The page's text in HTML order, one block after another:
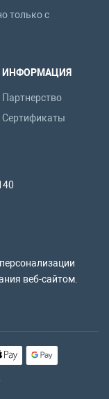
только с
ИНФОРМАЦИЯ
Партнерство
Сертификаты
веб-сайтом.